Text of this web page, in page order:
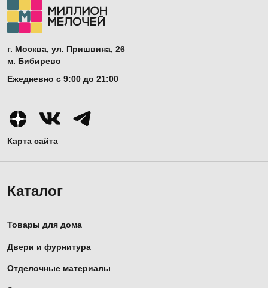
г. Москва, ул. Пришвина, 26
м. Бибирево
Ежедневно с 9:00 до 21:00
Карта сайта
Каталог
Товары для дома
Двери и фурнитура
Отделочные материалы